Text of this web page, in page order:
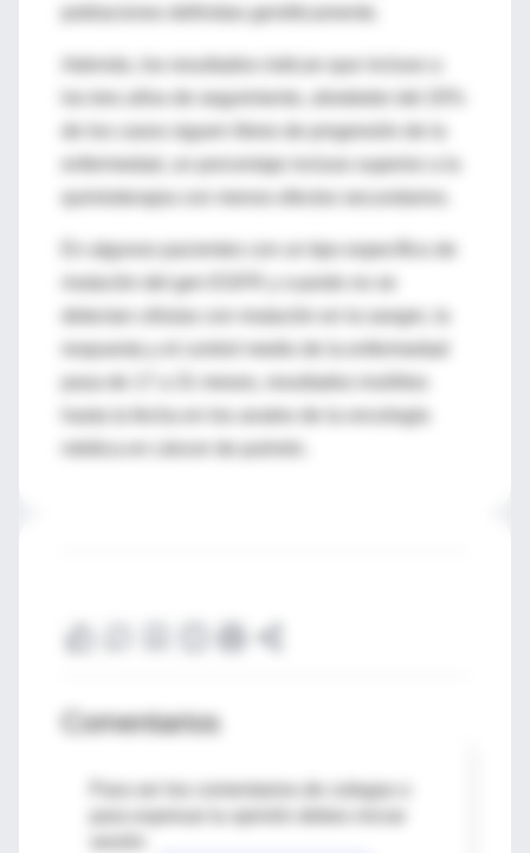
poblaciones definidas genéticamente.
los tres años de seguimiento, alrededor del 20%
de los casos siguen libres de progresión de la
enfermedad, un porcentaje incluso superior a la
quimioterapia con menos efectos secundarios.
En algunos pacientes con un tipo específico de
mutación del gen EGFR y cuando no se
detectan células con mutación en la sangre, la
hasta la fecha en los anales de la oncología
Comentarios
Para ver los comentarios de colegas o